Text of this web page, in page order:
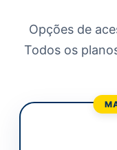
Opções de
Todos os